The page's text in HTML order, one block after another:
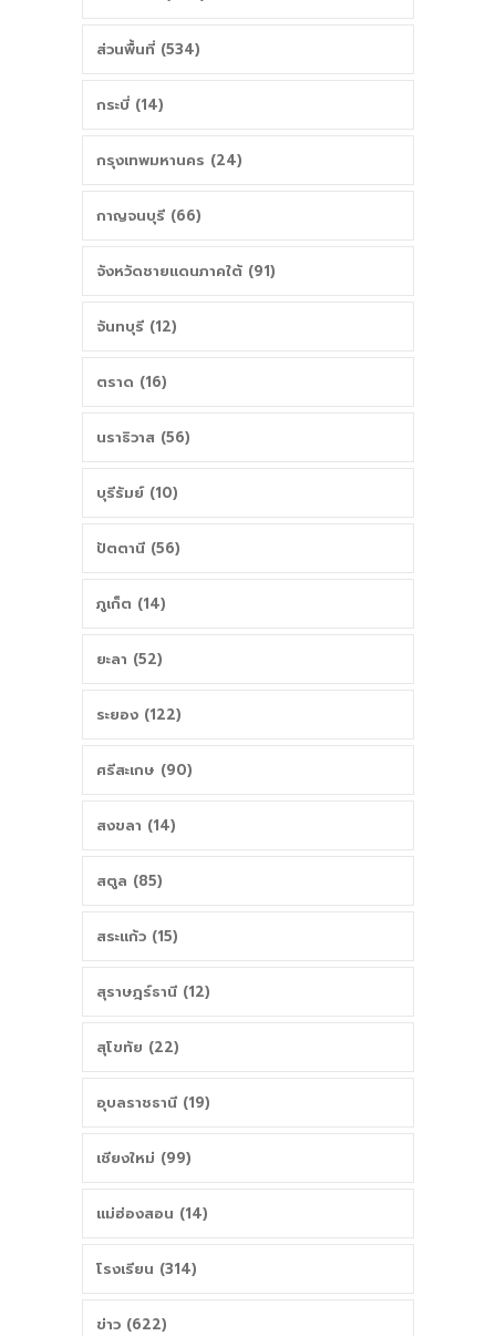
ส่วนพื้นที่ (534)
กระบี่ (14)
กรุงเทพมหานคร (24)
กาญจนบุรี (66)
จังหวัดชายแดนภาคใต้ (91)
จันทบุรี (12)
ตราด (16)
นราธิวาส (56)
บุรีรัมย์ (10)
ปัตตานี (56)
ภูเก็ต (14)
ยะลา (52)
ระยอง (122)
ศรีสะเกษ (90)
สงขลา (14)
สตูล (85)
สระแก้ว (15)
สุราษฎร์ธานี (12)
สุโขทัย (22)
อุบลราชธานี (19)
เชียงใหม่ (99)
แม่ฮ่องสอน (14)
โรงเรียน (314)
ข่าว (622)